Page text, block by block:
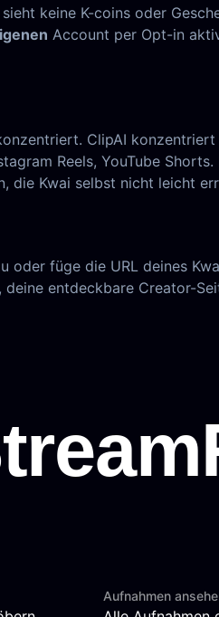
keine K-coins oder
Account per Opt-in
ClipAI
Reels, YouTube
die Kwai selbst nicht leicht
oder füge die URL deines
entdeckbare Creator-
Aufnahmen